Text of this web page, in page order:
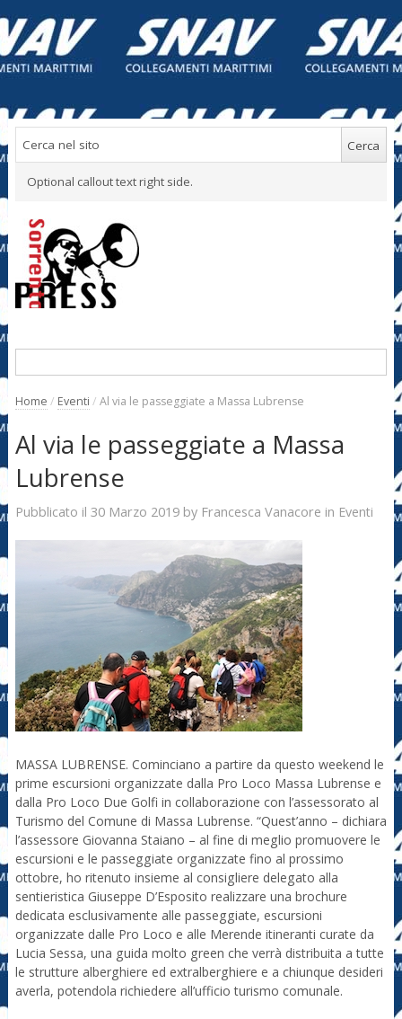
Optional callout text right side.
Home / Eventi / Al via le passeggiate a Massa Lubrense
Al via le passeggiate a Massa
Lubrense
Pubblicato il 30 Marzo 2019by Francesca Vanacore in Eventi
MASSA LUBRENSE. Cominciano a partire da questo weekend le
prime escursioni organizzate dalla Pro Loco Massa Lubrense e
dalla Pro Loco Due Golfi in collaborazione con l’assessorato al
Turismo del Comune di Massa Lubrense. “Quest’anno – dichiara
l’assessore Giovanna Staiano – al fine di meglio promuovere le
escursioni e le passeggiate organizzate fino al prossimo
ottobre, ho ritenuto insieme al consigliere delegato alla
sentieristica Giuseppe D’Esposito realizzare una brochure
dedicata esclusivamente alle passeggiate, escursioni
organizzate dalle Pro Loco e alle Merende itineranti curate da
Lucia Sessa, una guida molto green che verrà distribuita a tutte
le strutture alberghiere ed extralberghiere e a chiunque desideri
averla, potendola richiedere all’ufficio turismo comunale.